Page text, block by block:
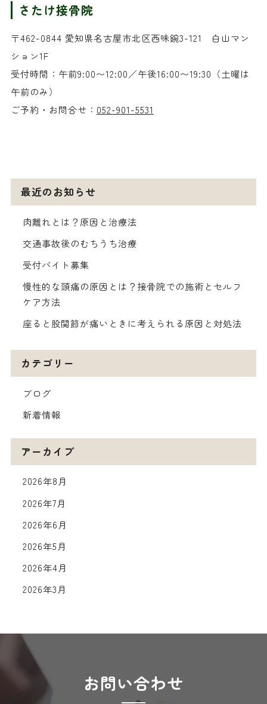
さたけ接骨院
〒462-0844 愛知県名古屋市北区西味鋺3-121 白山マン
ション1F
受付時間：午前9:00〜12:00／午後16:00〜19:30（土曜は
午前のみ）
ご予約・お問合せ： 052-901-5531
最近のお知らせ
肉離れとは？原因と治療法
交通事故後のむちうち治療
受付バイト募集
慢性的な頭痛の原因とは？接骨院での施術とセルフ
ケア方法
座ると股関節が痛いときに考えられる原因と対処法
カテゴリー
ブログ
新着情報
アーカイブ
2026年8月
2026年7月
2026年6月
2026年5月
2026年4月
2026年3月
2026年1月
2025年12月
2025年11月
2025年10月
お問い合わせ